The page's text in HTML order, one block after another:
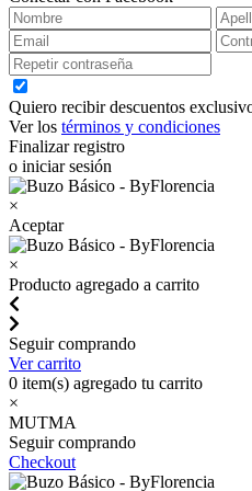
Quiero recibir descuentos
Ver los términos y condiciones
Finalizar registro
o iniciar sesión
×
Aceptar
×
Producto agregado a carrito
Seguir comprando
Ver carrito
0 item(s) agregado tu carrito
×
MUTMA
Seguir comprando
Checkout